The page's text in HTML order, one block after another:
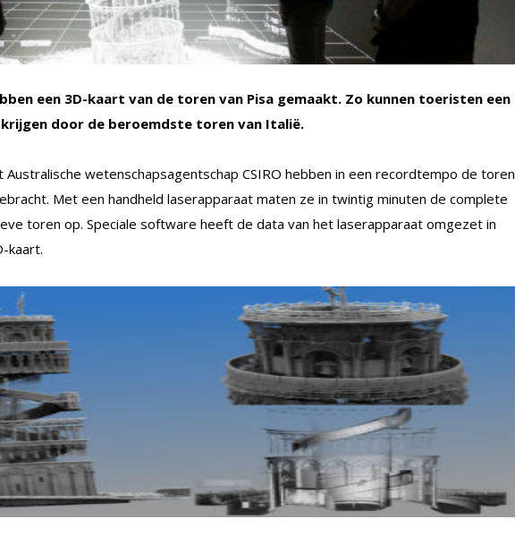
een 3D-kaart van de toren van Pisa gemaakt. Zo kunnen toeristen een
door de beroemdste toren van Italië.
wetenschapsagentschap CSIRO hebben in een recordtempo de toren
Met een handheld laserapparaat maten ze in twintig minuten de complete
toren op. Speciale software heeft de data van het laserapparaat omgezet in
kaart.